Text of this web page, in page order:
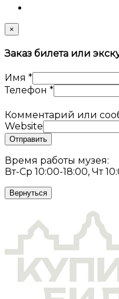
×
Заказ билета или
Имя *
Телефон *
Комментарий или
Website
Отправить
Время работы музея:
Вт-Ср 10:00-18:00, Чт
Вернуться